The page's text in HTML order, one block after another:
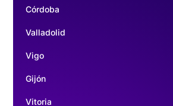
Córdoba
Valladolid
Vigo
Gijón
Vitoria